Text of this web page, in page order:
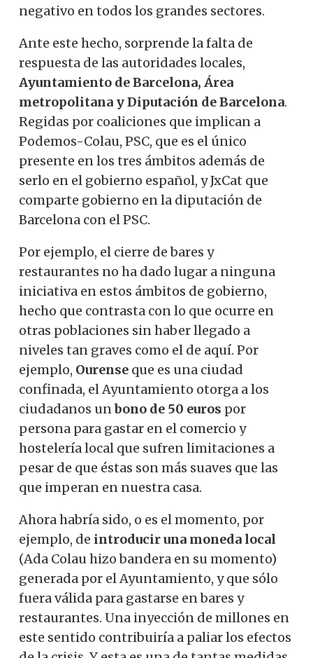
negativo en todos los grandes sectores.
Ante este hecho, sorprende la falta de
respuesta de las autoridades locales,
Ayuntamiento de Barcelona, ​​Área
metropolitana y Diputación de Barcelona.
Regidas por coaliciones que implican a
Podemos-Colau, PSC, que es el único
presente en los tres ámbitos además de
serlo en el gobierno español, y JxCat que
comparte gobierno en la diputación de
Barcelona con el PSC.
Por ejemplo, el cierre de bares y
restaurantes no ha dado lugar a ninguna
iniciativa en estos ámbitos de gobierno,
hecho que contrasta con lo que ocurre en
otras poblaciones sin haber llegado a
niveles tan graves como el de aquí. Por
ejemplo, Ourense que es una ciudad
confinada, el Ayuntamiento otorga a los
ciudadanos unbono de 50 euros por
persona para gastar en el comercio y
hostelería local que sufren limitaciones a
pesar de que éstas son más suaves que las
que imperan en nuestra casa.
Ahora habría sido, o es el momento, por
ejemplo, de introducir una moneda local
(Ada Colau hizo bandera en su momento)
generada por el Ayuntamiento, y que sólo
fuera válida para gastarse en bares y
restaurantes. Una inyección de millones en
este sentido contribuiría a paliar los efectos